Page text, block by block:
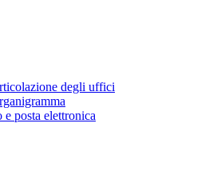
degli uffici
e posta elettronica